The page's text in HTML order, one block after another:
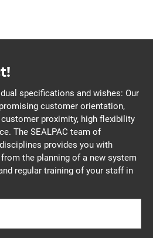
specifications and wishes: Our
customer orientation,
proximity, high flexibility
The SEALPAC team of
provides you with
the planning of a new system
regular training of your staff in